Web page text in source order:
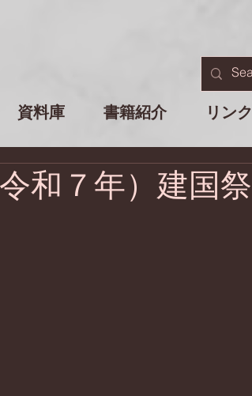
資料庫 書籍紹介 リンク
和７年）建国祭